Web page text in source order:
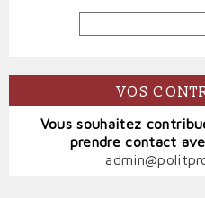
VOS
Vous souhaitez
prendre contact